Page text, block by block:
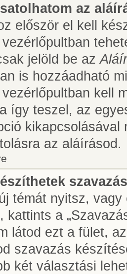
az
először el kell
jelöld be az
is hozzáadható
kell
így teszel, az
az aláírásod.
témát nyitsz,
kattints a
látod ezt a fület,
szavazás
két választási